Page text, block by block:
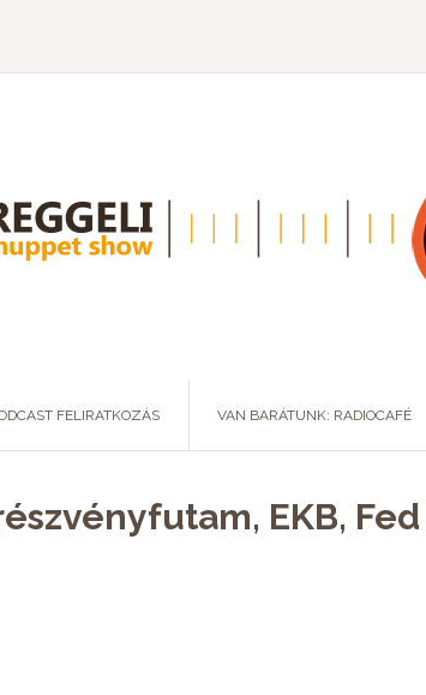
FELIRATKOZÁS VAN BARÁTUNK: RADIOCAFÉ
EKB, Fed